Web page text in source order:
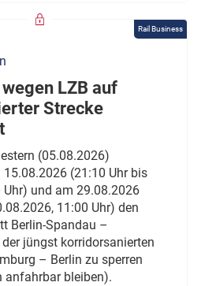
Rail Business
LZB auf
Strecke
(05.08.2026)
(21:10 Uhr bis
Uhr) und am 29.08.2026
11:00 Uhr) den
Berlin-Spandau –
jüngst korridorsanierten
– Berlin zu sperren
anfahrbar bleiben).